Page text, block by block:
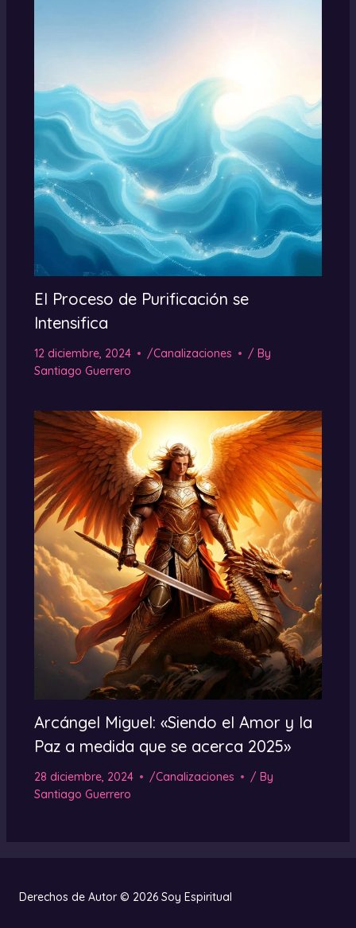
El Proceso de Purificación se
Intensifica
12 diciembre, 2024 /Canalizaciones
/ By
Santiago Guerrero
Arcángel Miguel: «Siendo el Amor y la
Paz a medida que se acerca 2025»
28 diciembre, 2024 /Canalizaciones
/ By
Santiago Guerrero
Derechos de Autor © 2026 Soy Espiritual